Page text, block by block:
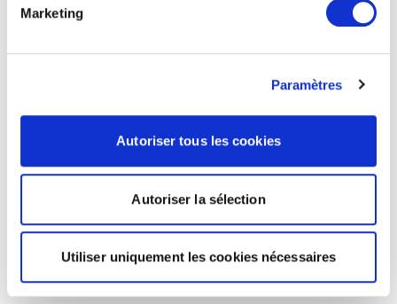
Marketing
Paramètres
Autoriser tous les cookies
Autoriser la sélection
Utiliser uniquement les cookies nécessaires